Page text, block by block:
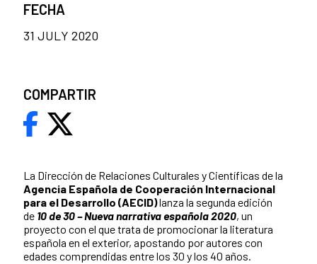
La Dirección de Relaciones Culturales y Científicas de la
Agencia Española de Cooperación Internacional
para el Desarrollo (AECID)lanza la segunda edición
de 10 de 30 – Nueva narrativa española 2020, un
proyecto con el que trata de promocionar la literatura
española en el exterior, apostando por autores con
edades comprendidas entre los 30 y los 40 años.
FECHA
31 JULY 2020
COMPARTIR